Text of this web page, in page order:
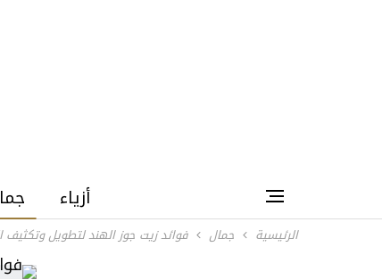
أزياء
الرئيسية جمال فوائد زيت جوز الهند لتطويل وتكثيف